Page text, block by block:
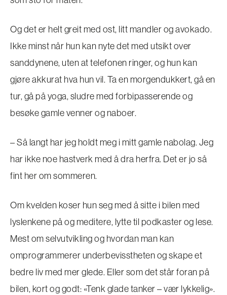
Og det er helt greit med ost, litt mandler og avokado.
Ikke minst når hun kan nyte det med utsikt over
sanddynene, uten at telefonen ringer, og hun kan
gjøre akkurat hva hun vil. Ta en morgendukkert, gå en
tur, gå på yoga, sludre med forbipasserende og
besøke gamle venner og naboer.
– Så langt har jeg holdt meg i mitt gamle nabolag. Jeg
har ikke noe hastverk med å dra herfra. Det er jo så
fint her om sommeren.
Om kvelden koser hun seg med å sitte i bilen med
lyslenkene på og meditere, lytte til podkaster og lese.
Mest om selvutvikling og hvordan man kan
omprogrammerer underbevisstheten og skape et
bedre liv med mer glede. Eller som det står foran på
bilen, kort og godt: «Tenk glade tanker – vær lykkelig».